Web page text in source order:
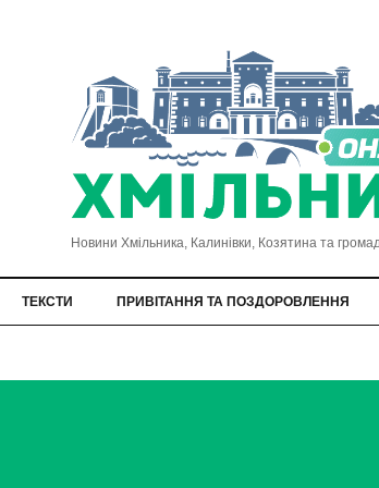
Новини Хмільника, Калинівки, Козятина та
ТЕКСТИ ПРИВІТАННЯ ТА ПОЗДОРОВЛЕННЯ